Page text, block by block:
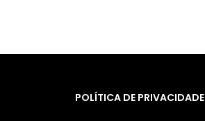
POLÍTICA DE PRIVACIDADE